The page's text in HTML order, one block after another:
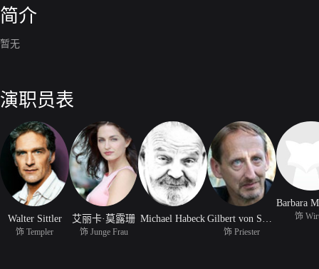
简介
暂无
演职员表
Walter Sittler
饰 Templer
艾丽卡·莫露珊
饰 Junge Frau
Michael Habeck
饰 Priester
饰